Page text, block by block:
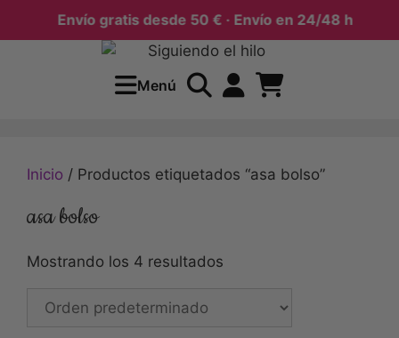
Envío gratis desde 50 € · Envío en 24/48 h
Menú
Inicio / Productos etiquetados “asa bolso”
asa bolso
Mostrando los 4 resultados